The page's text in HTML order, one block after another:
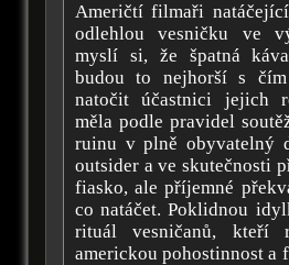
Američtí filmaři
odlehlou vesničku ve
myslí si, že špatná
budou to nejhorší s
natočit účastnici jejich
měla podle pravidel
ruinu v plně obyvatelný
outsider a ve skutečnosti
fiasko, ale příjemné
co natáčet. Poklidnou
rituál vesničanů, kteří
americkou pohostinnost a